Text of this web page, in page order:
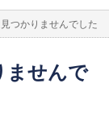
つかりませんでした
ませんで